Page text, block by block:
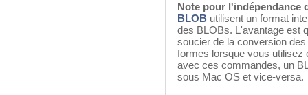
Note pour l'indépendance
BLOB utilisent un format
des BLOBs. L'avantage est
soucier de la conversion
formes lorsque vous utilisez
avec ces commandes, un
sous Mac OS et vice-versa.